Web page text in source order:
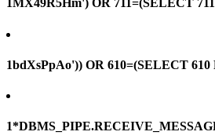
1MX49R5Hm') OR 711=(SELECT
1bdXsPpAo')) OR 610=(SELECT